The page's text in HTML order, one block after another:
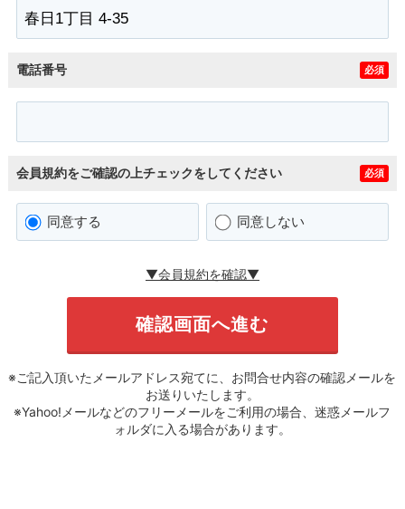
電話番号 必須
会員規約をご確認の上チェックをしてください 必須
同意する 同意しない
▼会員規約を確認▼
※ご記入頂いたメールアドレス宛てに、お問合せ内容の確認メールを
お送りいたします。
※Yahoo!メールなどのフリーメールをご利用の場合、迷惑メールフ
ォルダに入る場合があります。